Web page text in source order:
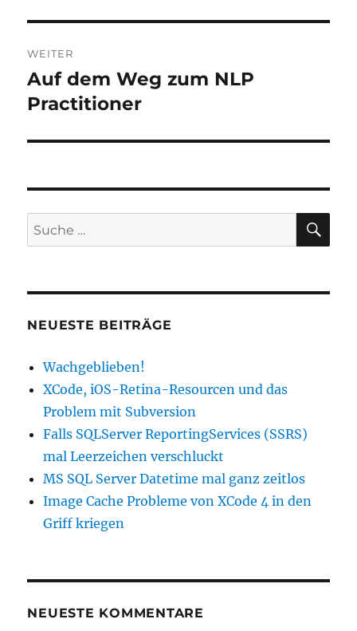
WEITER
Nächster
Beitrag:
Auf dem Weg zum NLP
Practitioner
Suche
nach:
NEUESTE BEITRÄGE
Wachgeblieben!
XCode, iOS-Retina-Resourcen und das
Problem mit Subversion
Falls SQLServer ReportingServices (SSRS)
mal Leerzeichen verschluckt
MS SQL Server Datetime mal ganz zeitlos
Image Cache Probleme von XCode 4 in den
Griff kriegen
NEUESTE KOMMENTARE